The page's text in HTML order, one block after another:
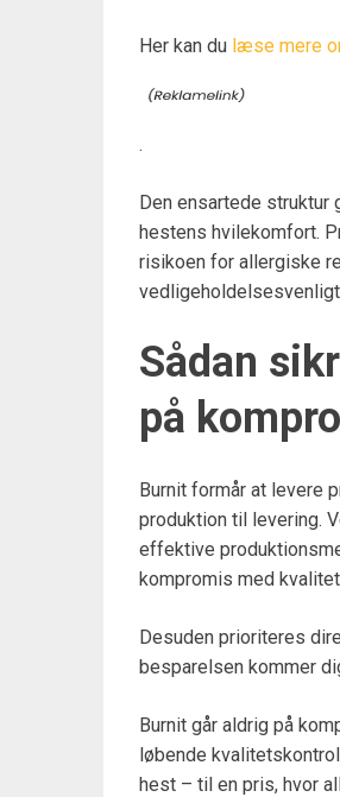
Her kan du læse mere
.
Den ensartede struktur
hestens hvilekomfort.
risikoen for allergiske
Sådan
på
Burnit formår at levere
produktion til levering.
effektive
kompromis med
Desuden prioriteres
besparelsen kommer
Burnit går aldrig på
løbende
hest – til en pris, hvor